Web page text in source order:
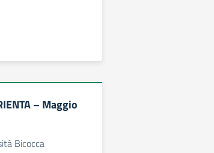
– Maggio
Bicocca